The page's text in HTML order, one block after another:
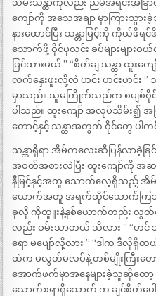
သမီးသန္တာကိုလည်း ညီမအရင်းအခြ
ကျော်ကို အသေအချာ မှာကြားသွာ
နားထောင်ပြီး သန္တာမြင့်ကို ကိုယ်ဖိ
သောက်ဖို့ ဝိုင်ပုလင်း ခပ်များများ
ပြင်ထားမယ် ” “စိတ်ချ သန္တာ ထူးက
လက်နှေးဖူးလို့လဲ ဟင်း ဟင်းဟင်း ”
မှာသည်။ သူမကြိုက်သည်က စပျစ်ဝိုင်အ
ပါသည်။ ထူးကျော် အလုပ်သိမ်း၍
တောင့်နှင့် သန္တာအတွက် ဝိုင်တွေ ပါ
သန္တာရှိရာ အိမ်ကလေးဆီပြန်လာခဲ့ခြ
အဝတ်အစားလဲပြီး ထူးကျော်ကို အဆ
နီမြင့်နှင့်အတူ သောက်လေ့ရှိသည့် အိမ်
ယောက်အတူ အရက်ထိုင်သောက်ကြသ
ခုလို ကိုထူူးနဲ့နှစ်ယောက်တည်း လွတ်
လည်း ဝမ်းသာတယ် သိလား ” “ဟင်
ရော မပျော်လို့လား ” “ဒါက ဒီ
ထဲက မလွတ်မလပ်နဲ့ တစ်မျိုးကြီးတော့
အောက်ဖက်မှာအနေများခဲ့သူဆိုတော့ မိ
သောက်စရာရှိသောက် က ချင်စိတ်ပ